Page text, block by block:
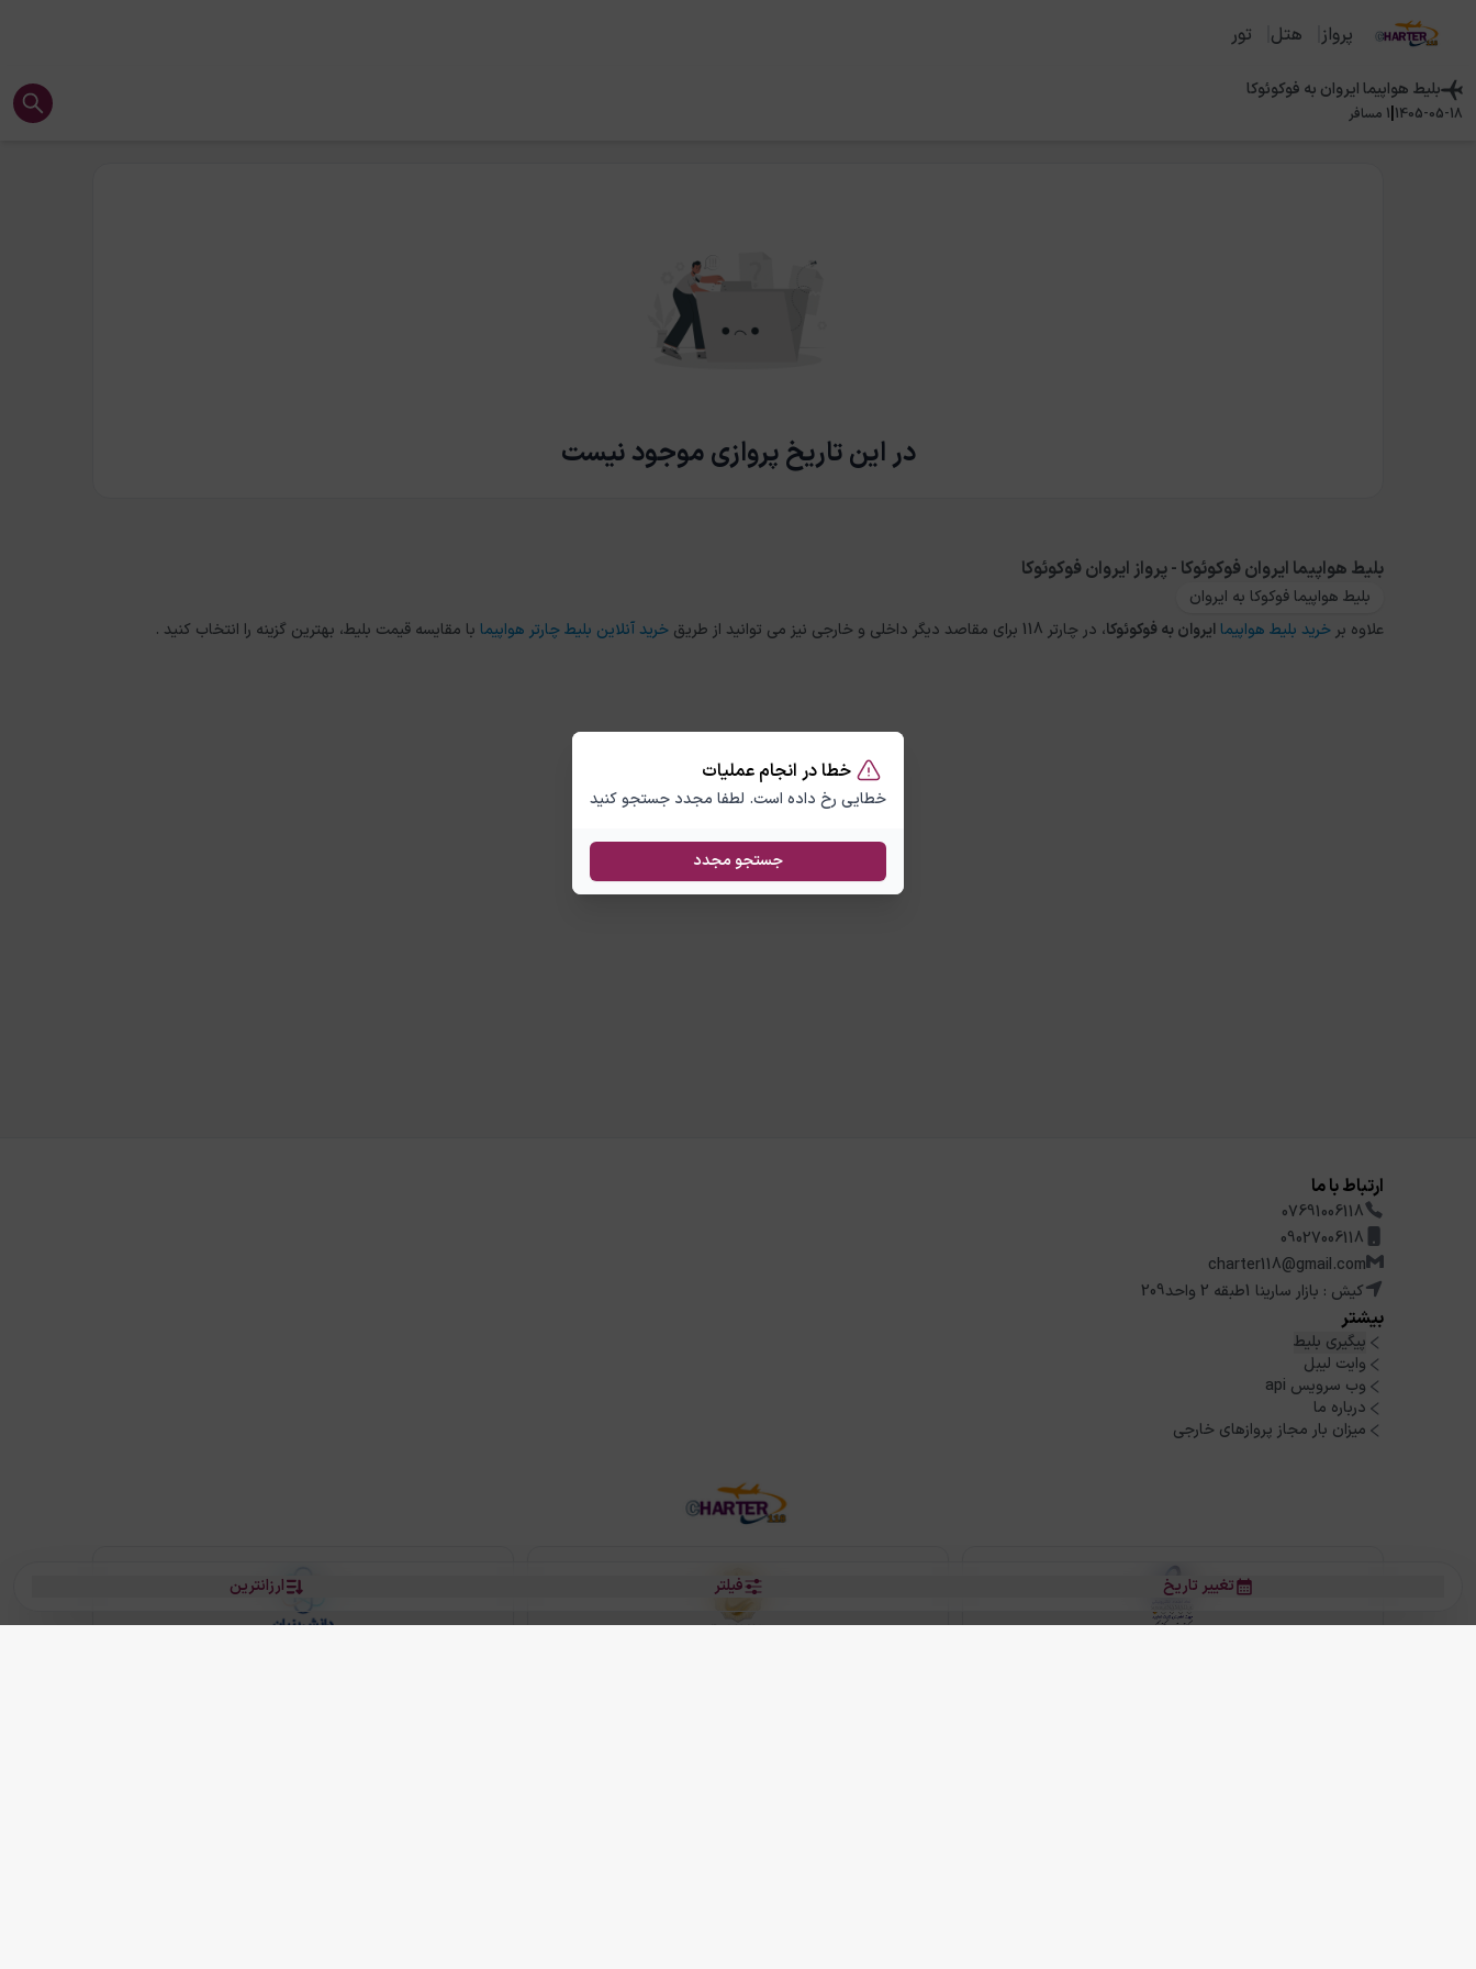
خطا در انجام عملیات
خطایی رخ داده است. لطفا مجدد جستجو کنید
جستجو مجدد
پرواز هتل تور
بلیط هواپیماایروان به فوکوئوکا
1405-05-18
|
1 مسافر
در این تاریخ پروازی موجود نیست
ارزانترین فیلتر تغییر تاریخ
بلیط هواپیما ایروان فوکوئوکا - پرواز ایروان فوکوئوکا
بلیط هواپیما فوکوکا به ایروان
علاوه بر خرید بلیط هواپیما ایروانبهفوکوئوکا، در چارتر 118 برای مقاصد دیگر داخلی و خارجی نیز می توانید از طریق خرید آنلاین بلیط چارتر هواپیما با مقایسه قیمت بلیط، بهترین گزینه را انتخاب کنید .
ارتباط با ما
07691006118
09027006118
charter118@gmail.com
کیش : بازار سارینا 1طبقه 2 واحد209
بیشتر
پیگیری بلیط
وایت لیبل
وب سرویس api
درباره ما
میزان بار مجاز پروازهای خارجی